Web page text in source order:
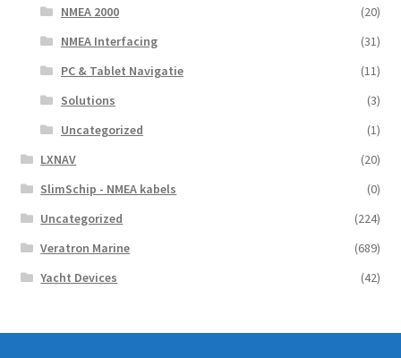
NMEA 2000
(20)
NMEA Interfacing
(31)
PC & Tablet Navigatie
(11)
Solutions
(3)
Uncategorized
(1)
LXNAV
(20)
SlimSchip - NMEA kabels
(0)
Uncategorized
(224)
Veratron Marine
(689)
Yacht Devices
(42)